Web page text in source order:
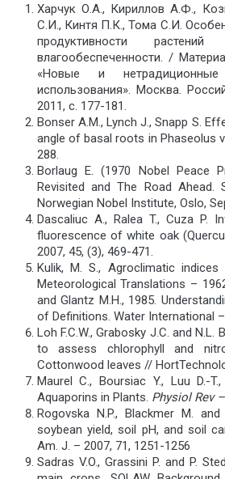
Харчук О.А., Кириллов А.Ф.,
С.И., Кинтя П.К., Тома С.И.
продуктивности
влагообеспеченности. /
«Новые и
использования». Москва.
2011, с. 177-181.
Bonser A.M., Lynch J., Snapp S.
angle of basal roots in Phaseolus
288.
Borlaug E. (1970 Nobel Peace
Revisited and The Road Ahead.
Norwegian Nobel Institute, Oslo,
Dascaliuc A., Ralea T., Cuza P.
fluorescence of white oak
2007, 45, (3), 469-471.
Kulik, M. S., Agroclimatic
Meteorological Translations –
and Glantz M.H., 1985.
of Definitions. Water International
Loh F.C.W., Grabosky J.C. and
to assess chlorophyll and
Cottonwood leaves //
Maurel C., Boursiac Y., Luu D.-
Aquaporins in Plants. Physiol Rev –
Rogovska N.P., Blackmer M.
soybean yield, soil pH, and soil
Am. J. – 2007, 71, 1251-1256
Sadras V.O., Grassini P. and P.